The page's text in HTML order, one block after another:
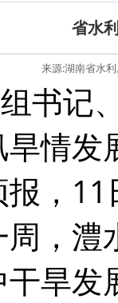
省水
来源:湖南省水
书记
情
，
，
旱